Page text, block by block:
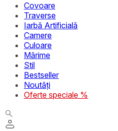
Covoare
Traverse
Iarbă Artificială
Camere
Culoare
Mărime
Stil
Bestseller
Noutăți
Oferte speciale %
stochează date care
preferată sau
Statistică